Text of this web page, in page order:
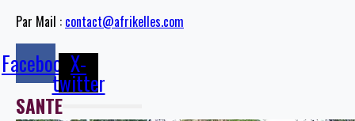
Par Mail : contact@afrikelles.com
FacebookX-
twitter
SANTE